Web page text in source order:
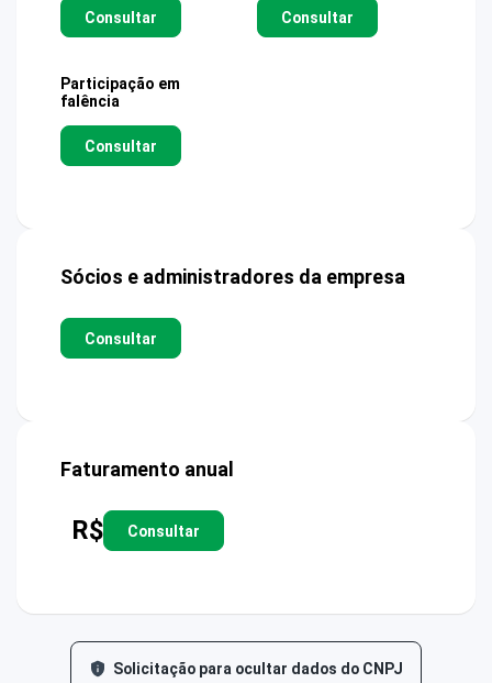
Consultar Consultar
Participação em
falência
Consultar
Sócios e administradores da empresa
Consultar
Faturamento anual
R$ Consultar
Solicitação para ocultar dados do CNPJ